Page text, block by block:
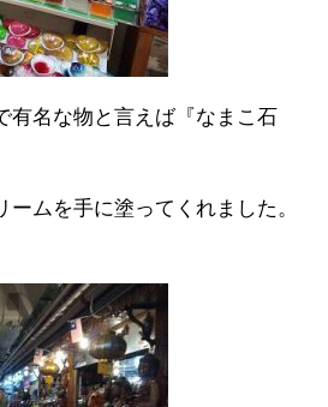
有名な物と言えば『なまこ石
ムを手に塗ってくれました。